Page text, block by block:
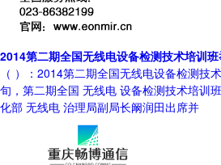
2014第二期全国无线电设备检测技术培训
（ ）：2014第二期全国无线电设备检测技
旬，第二期全国 无线电 设备检测技术培训
化部 无线电 治理局副局长阚润田出席并